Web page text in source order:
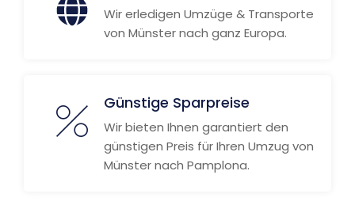
Wir erledigen Umzüge & Transporte
von Münster nach ganz Europa.
Günstige Sparpreise
Wir bieten Ihnen garantiert den
günstigen Preis für Ihren Umzug von
Münster nach Pamplona.